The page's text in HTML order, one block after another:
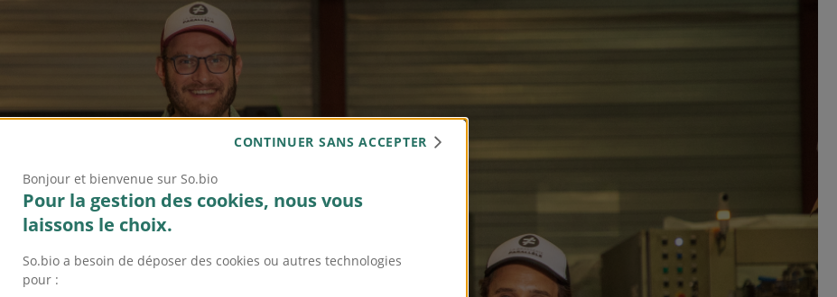
pépites
Bonjour et bienvenue sur So.bio
Pour la gestion des cookies, nous vous
laissons le choix.
So.bio a besoin de déposer des cookies ou autres technologies
pour :
CONTINUER SANS ACCEPTER